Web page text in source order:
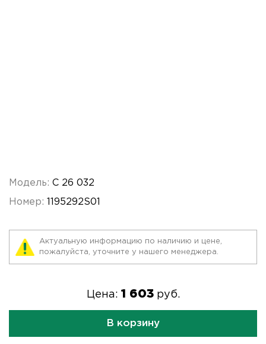
Модель: C 26 032
Номер: 1195292S01
Актуальную информацию по наличию и цене,
пожалуйста, уточните у нашего менеджера.
Цена: 1 603руб.
В корзину